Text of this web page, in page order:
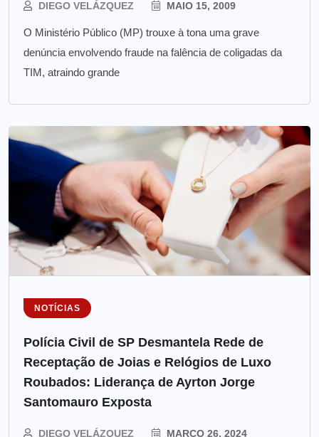
DIEGO VELÁZQUEZ MAIO 15, 2009
O Ministério Público (MP) trouxe à tona uma grave
denúncia envolvendo fraude na falência de coligadas da
TIM, atraindo grande
NOTÍCIAS
Polícia Civil de SP Desmantela Rede de
Receptação de Joias e Relógios de Luxo
Roubados: Liderança de Ayrton Jorge
Santomauro Exposta
DIEGO VELÁZQUEZ MARÇO 26, 2024